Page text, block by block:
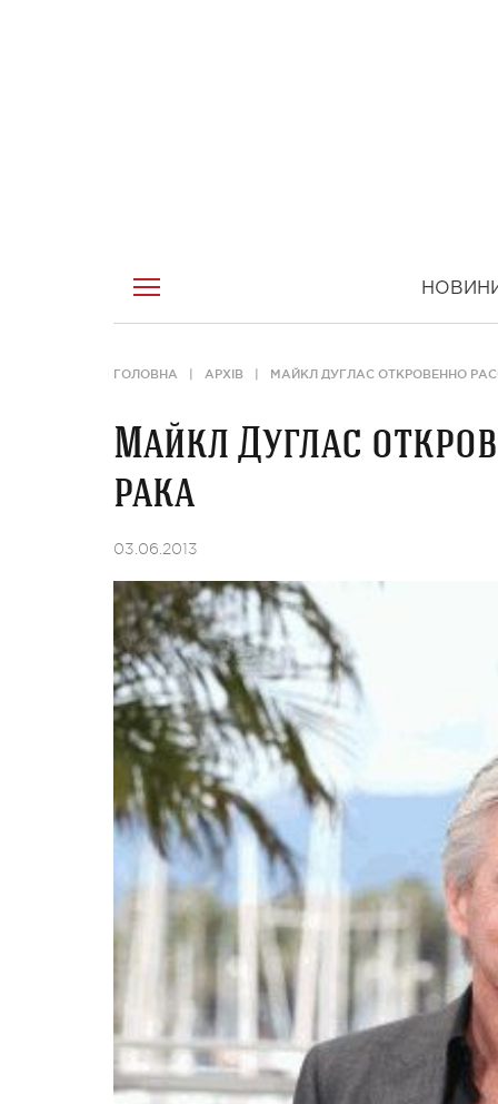
ГОЛОВНА АРХІВ МАЙКЛ ДУГЛАС ОТКРОВЕННО
Майкл Дуглас
рака
03.06.2013